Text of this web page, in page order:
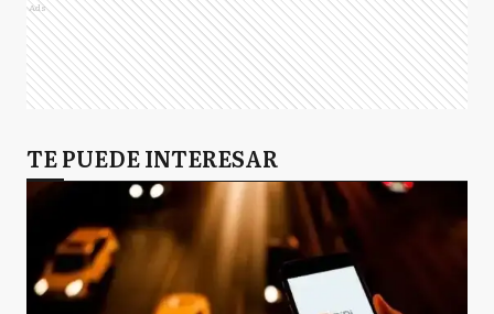
Ads
TE PUEDE INTERESAR